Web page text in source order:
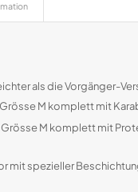
als die Vorgänger-
Grösse M komplett mit
Grösse M komplett mit
mit spezieller